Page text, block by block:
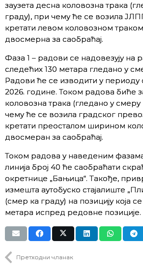
заузета десна коловозна трака
граду), при чему ће се возила
кретати левом коловозном траком
двосмерна за саобраћај.
Фаза 1 – радови се надовезују на
следећих 130 метара гледано у
Радови ће се изводити у периоду
2026. године. Током радова биће
коловозна трака (гледано у смеру
чему ће се возила градског
кретати преосталом ширином
двосмеран за саобраћај.
Током радова у наведеним
линија број 40 ће саобраћати
окретнице „Бањица“. Такође,
измешта аутобуско стајалиште
(смер ка граду) на позицију која
метара испред редовне позиције.
Претходни чланак